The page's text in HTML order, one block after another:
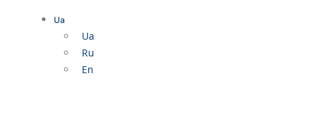
Ua
Ua
Ru
En